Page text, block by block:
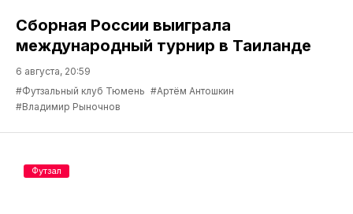
Сборная России выиграла
международный турнир в Таиланде
6 августа, 20:59
#Футзальный клуб Тюмень #Артём Антошкин
#Владимир Рыночнов
Футзал